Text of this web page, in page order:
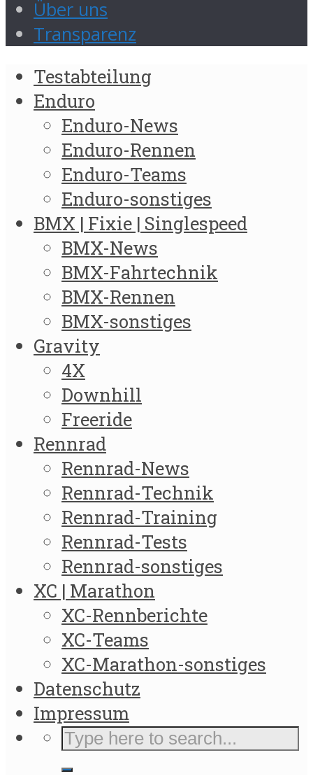
Über uns
Transparenz
Testabteilung
Enduro
Enduro-News
Enduro-Rennen
Enduro-Teams
Enduro-sonstiges
BMX | Fixie | Singlespeed
BMX-News
BMX-Fahrtechnik
BMX-Rennen
BMX-sonstiges
Gravity
4X
Downhill
Freeride
Rennrad
Rennrad-News
Rennrad-Technik
Rennrad-Training
Rennrad-Tests
Rennrad-sonstiges
XC | Marathon
XC-Rennberichte
XC-Teams
XC-Marathon-sonstiges
Datenschutz
Impressum